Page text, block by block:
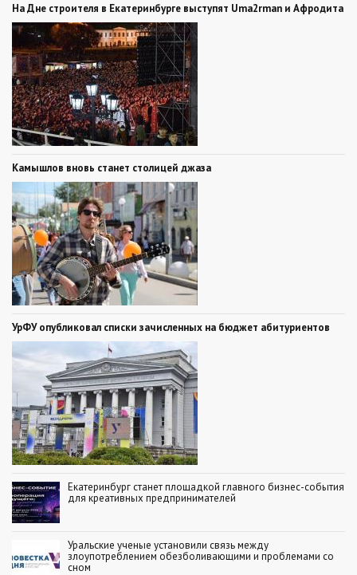
На Дне строителя в Екатеринбурге выступят Uma2rman и Афродита
Камышлов вновь станет столицей джаза
УрФУ опубликовал списки зачисленных на бюджет абитуриентов
Екатеринбург станет площадкой главного бизнес-события
для креативных предпринимателей
Уральские ученые установили связь между
злоупотреблением обезболивающими и проблемами со
сном